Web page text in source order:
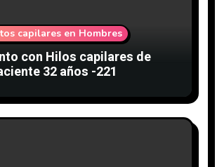
capilares en Hombres
con Hilos capilares de
32 años -221